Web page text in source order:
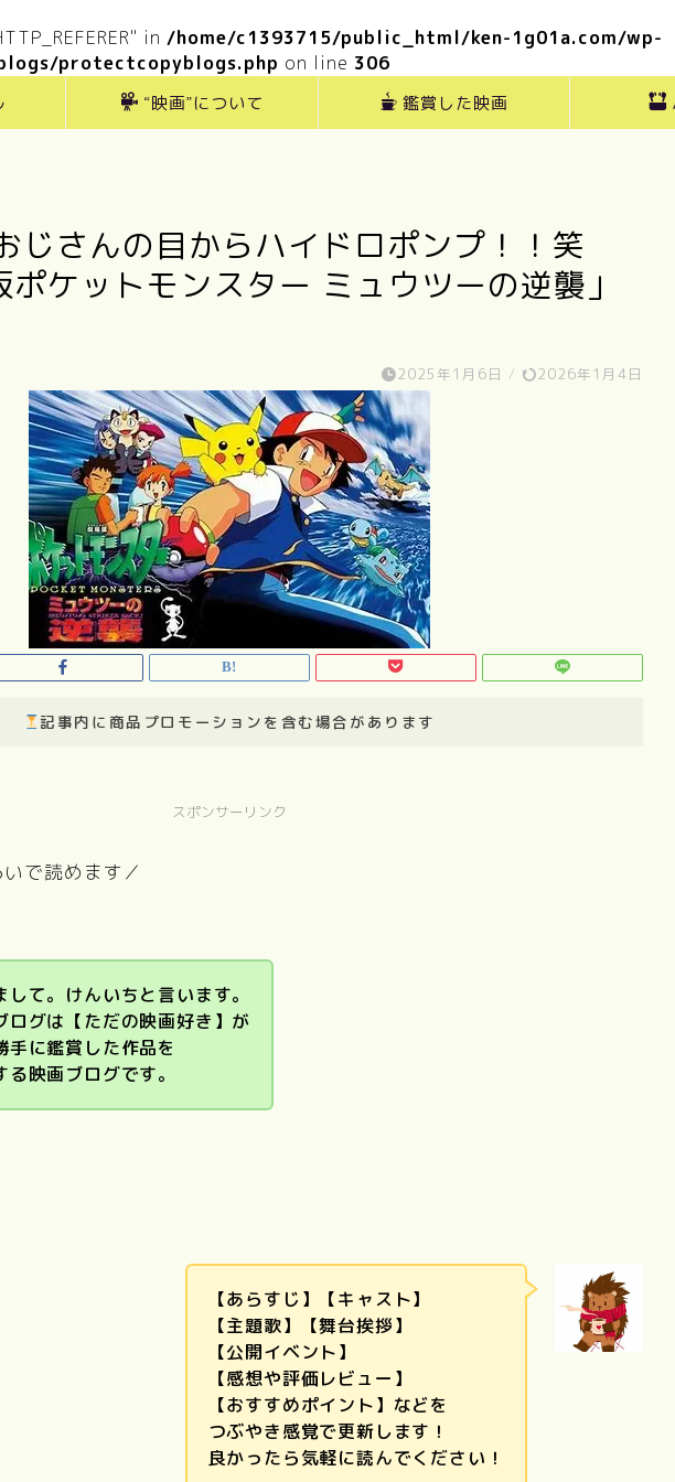
in /home/c1393715/public_html/ken-1g01a.com/wp-
protectcopyblogs.php on line 306
“映画”について 鑑賞した映画
じさんの目からハイドロポンプ！！笑
ケットモンスター ミュウツーの逆襲」
2025年1月6日 / 2026年1月4日
記事内に商品プロモーションを含む場合があります
スポンサーリンク
で読めます／
して。けんいちと言います。
ログは【ただの映画好き】が
手に鑑賞した作品を
る映画ブログです。
【あらすじ】【キャスト】
【主題歌】【舞台挨拶】
【公開イベント】
【感想や評価レビュー】
【おすすめポイント】などを
つぶやき感覚で更新します！
良かったら気軽に読んでください！